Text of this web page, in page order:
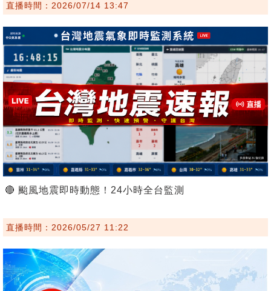
直播時間：2026/07/14 13:47
🔴 颱風地震即時動態！24小時全台監測
直播時間：2026/05/27 11:22